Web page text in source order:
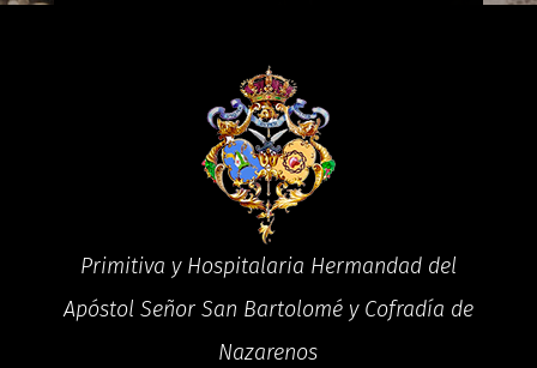
Primitiva y Hospitalaria Hermandad del
Apóstol Señor San Bartolomé y Cofradía de
Nazarenos